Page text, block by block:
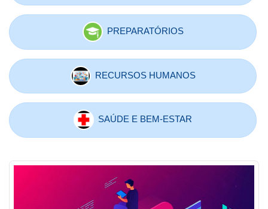
PREPARATÓRIOS
RECURSOS HUMANOS
SAÚDE E BEM-ESTAR